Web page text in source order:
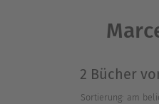
2 Bücher
Sortierung: am